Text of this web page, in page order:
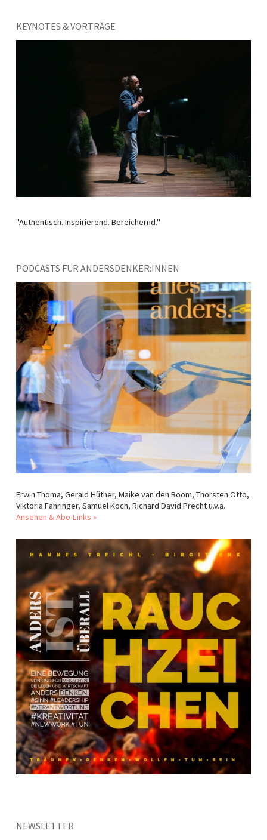
KEYNOTES & VORTRÄGE
"Authentisch. Inspirierend. Bereichernd."
PODCASTS FÜR ANDERSDENKER:INNEN
Erwin Thoma, Gerald Hüther, Maike van den Boom, Thorsten Otto,
Viktoria Fahringer, Samuel Koch, Richard David Precht u.v.a.
Ansehen & Abo-Links »
NEWSLETTER